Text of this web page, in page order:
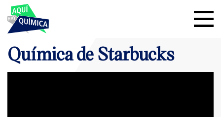
Química de Starbucks